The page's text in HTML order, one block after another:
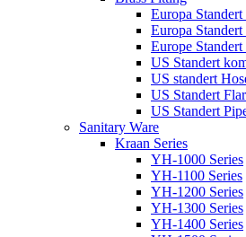
Europa
Europa
Europe
US Standert
US standert
US Standert
US Standert
Sanitary Ware
Kraan Series
YH-1000 Series
YH-1100 Series
YH-1200 Series
YH-1300 Series
YH-1400 Series